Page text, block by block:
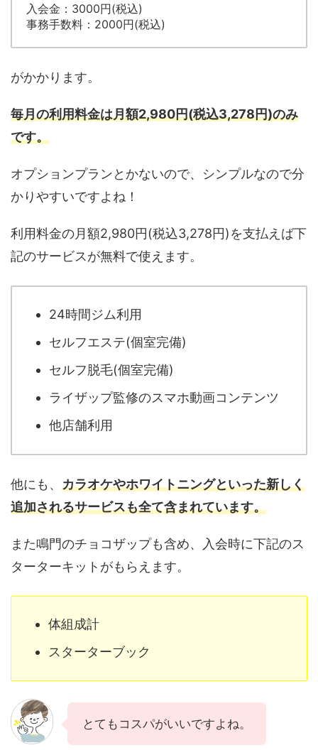
入会金：3000円(税込)
事務手数料：2000円(税込)
がかかります。
毎月の利用料金は月額2,980円(税込3,278円)のみ
です。
オプションプランとかないので、シンプルなので分
かりやすいですよね！
利用料金の月額2,980円(税込3,278円)を支払えば下
記のサービスが無料で使えます。
24時間ジム利用
セルフエステ(個室完備)
セルフ脱毛(個室完備)
ライザップ監修のスマホ動画コンテンツ
他店舗利用
他にも、 カラオケやホワイトニングといった新しく
追加されるサービスも全て含まれています。
また鳴門のチョコザップも含め、入会時に下記のス
ターターキットがもらえます。
体組成計
スターターブック
とてもコスパがいいですよね。